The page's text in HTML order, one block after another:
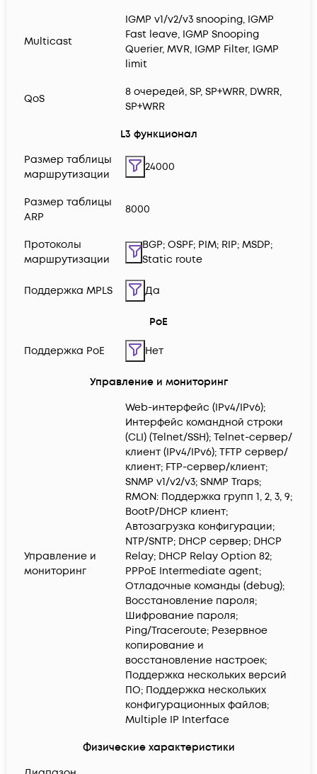
Multicast
IGMP v1/v2/v3 snooping, IGMP
Fast leave, IGMP Snooping
Querier, MVR, IGMP Filter, IGMP
limit
QoS
8 очередей, SP, SP+WRR, DWRR,
SP+WRR
L3 функционал
Размер таблицы
маршрутизации
24000
Размер таблицы
ARP
8000
Протоколы
маршрутизации
BGP; OSPF; PIM; RIP; MSDP;
Static route
Поддержка MPLS Да
PoE
Поддержка PoE Нет
Управление и мониторинг
Управление и
мониторинг
Web-интерфейс (IPv4/IPv6);
Интерфейс командной строки
(CLI) (Telnet/SSH); Telnet-сервер/
клиент (IPv4/IPv6); TFTP сервер/
клиент; FTP-сервер/клиент;
SNMP v1/v2/v3; SNMP Traps;
RMON: Поддержка групп 1, 2, 3, 9;
BootP/DHCP клиент;
Автозагрузка конфигурации;
NTP/SNTP; DHCP сервер; DHCP
Relay; DHCP Relay Option 82;
PPPoE Intermediate agent;
Отладочные команды (debug);
Восстановление пароля;
Шифрование пароля;
Ping/Traceroute; Резервное
копирование и
восстановление настроек;
Поддержка нескольких версий
ПО; Поддержка нескольких
конфигурационных файлов;
Multiple IP Interface
Физические характеристики